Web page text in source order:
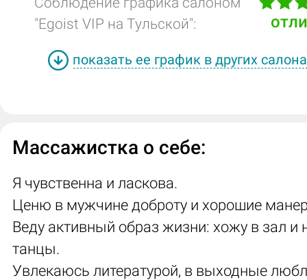
"Egoist VIP на Тульской":
показать ее график в других
Массажистка о себе:
Я чувственна и ласкова.
Ценю в мужчине доброту и хорошие
Веду активный образ жизни: хожу в зал и
танцы.
Увлекаюсь литературой, в выходные